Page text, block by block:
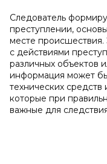
Следователь
преступлении,
месте происшествия.
с действиями
различных объектов
информация может
технических средств
которые при
важные для